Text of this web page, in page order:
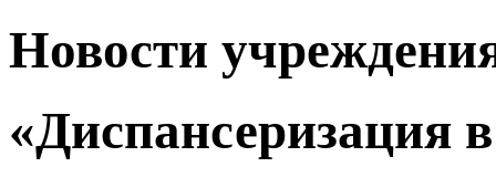
Новости
«Диспансеризация